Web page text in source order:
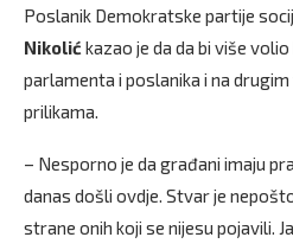
Poslanik Demokratske partije
Nikolić kazao je da da bi više
parlamenta i poslanika i na
prilikama.
– Nesporno je da građani imaju
danas došli ovdje. Stvar je
strane onih koji se nijesu pojavili.